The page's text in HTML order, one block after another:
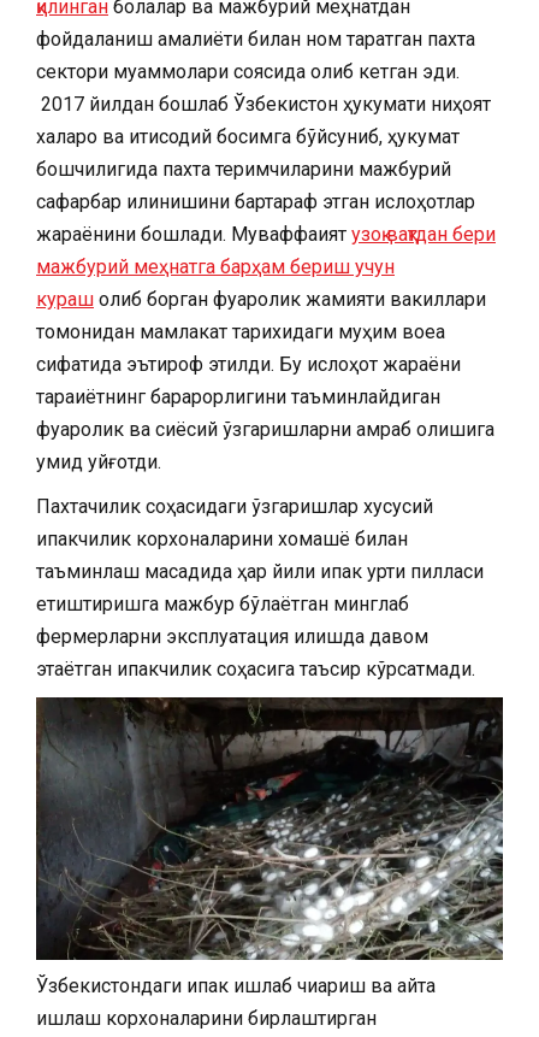
қилинган болалар ва мажбурий меҳнатдан
фойдаланиш амалиёти билан ном таратган пахта
сектори муаммолари соясида қолиб кетган эди.
2017 йилдан бошлаб Ўзбекистон ҳукумати ниҳоят
халқаро ва иқтисодий босимга бўйсуниб, ҳукумат
бошчилигида пахта теримчиларини мажбурий
сафарбар қилинишини бартараф этган ислоҳотлар
жараёнини бошлади. Муваффақият узоқ вақтдан бери
мажбурий меҳнатга барҳам бериш учун
кураш олиб борган фуқаролик жамияти вакиллари
томонидан мамлакат тарихидаги муҳим воқеа
сифатида эътироф этилди. Бу ислоҳот жараёни
тараққиётнинг барқарорлигини таъминлайдиган
фуқаролик ва сиёсий ўзгаришларни қамраб олишига
умид уйғотди.
Пахтачилик соҳасидаги ўзгаришлар хусусий
ипакчилик корхоналарини хомашё билан
таъминлаш мақсадида ҳар йили ипак қурти пилласи
етиштиришга мажбур бўлаётган минглаб
фермерларни эксплуатация қилишда давом
этаётган ипакчилик соҳасига таъсир кўрсатмади.
Ўзбекистондаги ипак ишлаб чиқариш ва қайта
ишлаш корхоналарини бирлаштирган